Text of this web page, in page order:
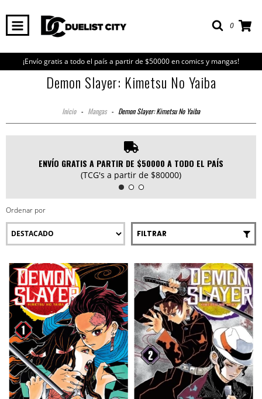
0
¡Envío gratis a todo el país a partir de $50000 en comics y mangas!
Demon Slayer: Kimetsu No Yaiba
Inicio - Mangas - Demon Slayer: Kimetsu No Yaiba
ENVÍO GRATIS A PARTIR DE $50000 A TODO EL PAÍS
(TCG's a partir de $80000)
Ordenar por
FILTRAR